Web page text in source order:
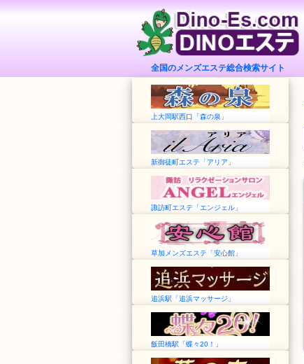
全国のメンズエステ総合検索サイト
上大岡駅西口「森の泉」
新御徒町エステ「アリア」
諏訪町エステ「エンジェル」
草加メンズエステ「安心館」
追浜駅「追浜マッサージ」
飯田橋駅「蝶々20！」